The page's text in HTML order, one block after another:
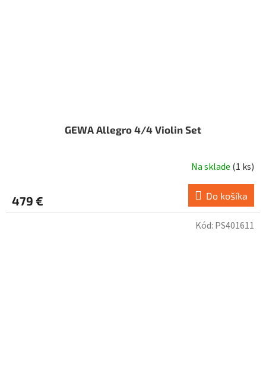
GEWA Allegro 4/4 Violin Set
Na sklade (1 ks)
479 € Do košíka
Kód: PS401611